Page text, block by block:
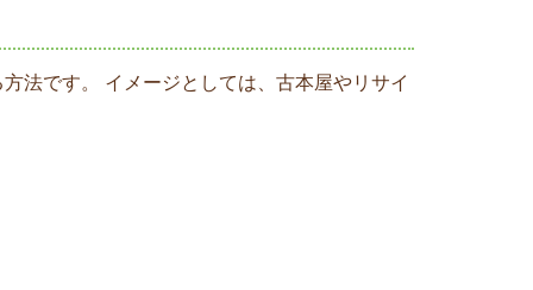
法です。 イメージとしては、古本屋やリサイ